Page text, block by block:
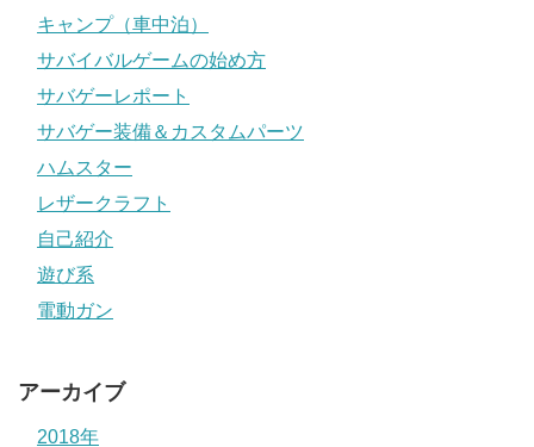
キャンプ（車中泊）
サバイバルゲームの始め方
サバゲーレポート
サバゲー装備＆カスタムパーツ
ハムスター
レザークラフト
自己紹介
遊び系
電動ガン
アーカイブ
2018年